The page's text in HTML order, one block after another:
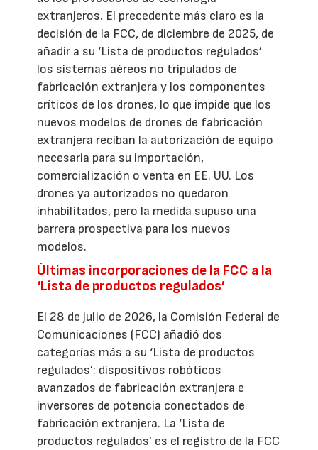
extranjeros. El precedente más claro es la
decisión de la FCC, de diciembre de 2025, de
añadir a su ‘Lista de productos regulados’
los sistemas aéreos no tripulados de
fabricación extranjera y los componentes
críticos de los drones, lo que impide que los
nuevos modelos de drones de fabricación
extranjera reciban la autorización de equipo
necesaria para su importación,
comercialización o venta en EE. UU. Los
drones ya autorizados no quedaron
inhabilitados, pero la medida supuso una
barrera prospectiva para los nuevos
modelos.
Últimas incorporaciones de la FCC a la
‘Lista de productos regulados’
El 28 de julio de 2026, la Comisión Federal de
Comunicaciones (FCC) añadió dos
categorías más a su ‘Lista de productos
regulados’: dispositivos robóticos
avanzados de fabricación extranjera e
inversores de potencia conectados de
fabricación extranjera. La ‘Lista de
productos regulados’ es el registro de la FCC